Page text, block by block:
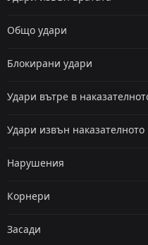
Общо удари
Блокирани удари
Удари вътре в
Удари извън наказателното
Нарушения
Корнери
Засади